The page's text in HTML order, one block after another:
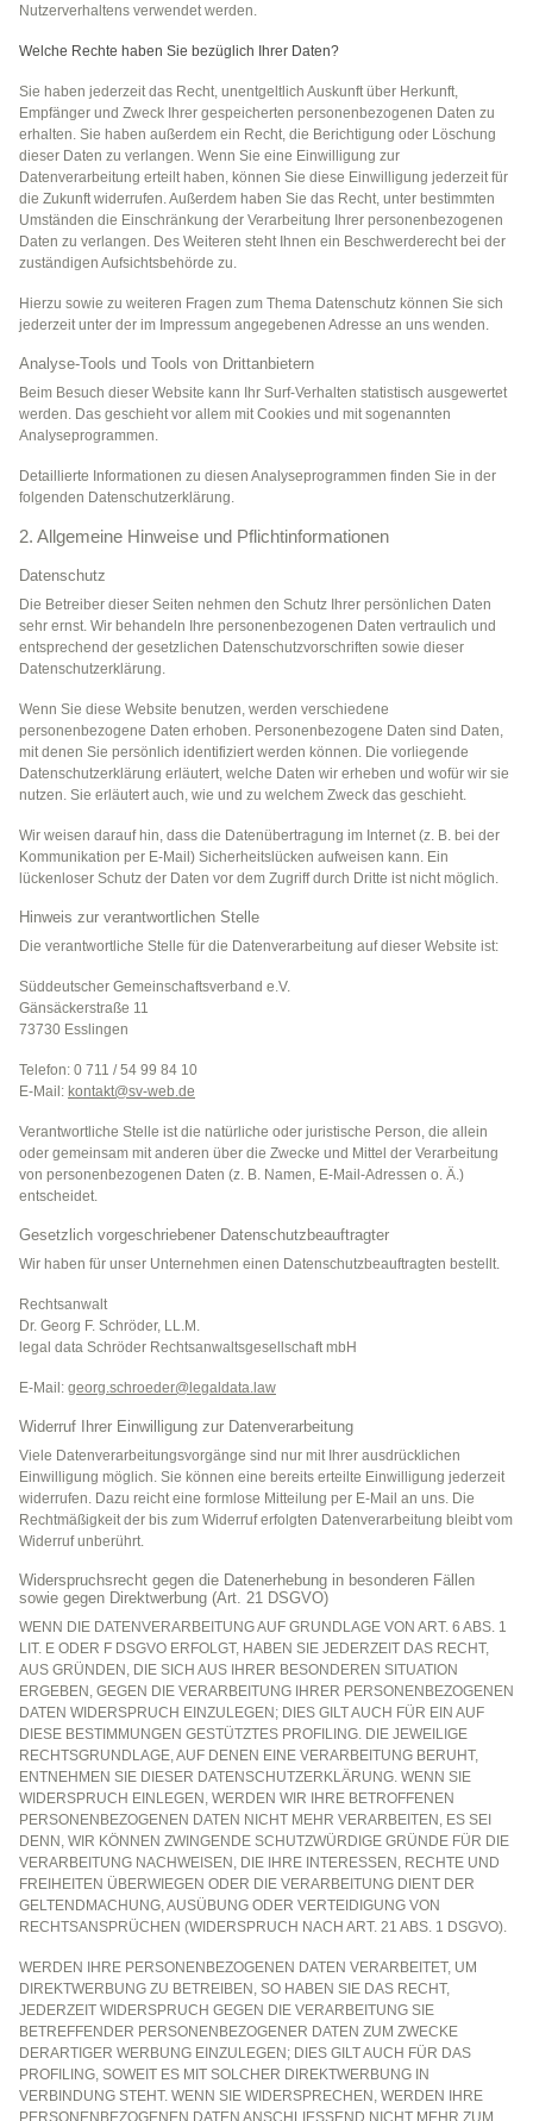
Nutzerverhaltens verwendet werden.
Welche Rechte haben Sie bezüglich Ihrer Daten?
Sie haben jederzeit das Recht, unentgeltlich Auskunft über Herkunft,
Empfänger und Zweck Ihrer gespeicherten personenbezogenen Daten zu
erhalten. Sie haben außerdem ein Recht, die Berichtigung oder Löschung
dieser Daten zu verlangen. Wenn Sie eine Einwilligung zur
Datenverarbeitung erteilt haben, können Sie diese Einwilligung jederzeit für
die Zukunft widerrufen. Außerdem haben Sie das Recht, unter bestimmten
Umständen die Einschränkung der Verarbeitung Ihrer personenbezogenen
Daten zu verlangen. Des Weiteren steht Ihnen ein Beschwerderecht bei der
zuständigen Aufsichtsbehörde zu.
Hierzu sowie zu weiteren Fragen zum Thema Datenschutz können Sie sich
jederzeit unter der im Impressum angegebenen Adresse an uns wenden.
Analyse-Tools und Tools von Drittanbietern
Beim Besuch dieser Website kann Ihr Surf-Verhalten statistisch ausgewertet
werden. Das geschieht vor allem mit Cookies und mit sogenannten
Analyseprogrammen.
Detaillierte Informationen zu diesen Analyseprogrammen finden Sie in der
folgenden Datenschutzerklärung.
2. Allgemeine Hinweise und Pflichtinformationen
Datenschutz
Die Betreiber dieser Seiten nehmen den Schutz Ihrer persönlichen Daten
sehr ernst. Wir behandeln Ihre personenbezogenen Daten vertraulich und
entsprechend der gesetzlichen Datenschutzvorschriften sowie dieser
Datenschutzerklärung.
Wenn Sie diese Website benutzen, werden verschiedene
personenbezogene Daten erhoben. Personenbezogene Daten sind Daten,
mit denen Sie persönlich identifiziert werden können. Die vorliegende
Datenschutzerklärung erläutert, welche Daten wir erheben und wofür wir sie
nutzen. Sie erläutert auch, wie und zu welchem Zweck das geschieht.
Wir weisen darauf hin, dass die Datenübertragung im Internet (z. B. bei der
Kommunikation per E-Mail) Sicherheitslücken aufweisen kann. Ein
lückenloser Schutz der Daten vor dem Zugriff durch Dritte ist nicht möglich.
Hinweis zur verantwortlichen Stelle
Die verantwortliche Stelle für die Datenverarbeitung auf dieser Website ist:
Süddeutscher Gemeinschaftsverband e.V.
Gänsäckerstraße 11
73730 Esslingen
Telefon: 0 711 / 54 99 84 10
E-Mail: kontakt@sv-web.de
Verantwortliche Stelle ist die natürliche oder juristische Person, die allein
oder gemeinsam mit anderen über die Zwecke und Mittel der Verarbeitung
von personenbezogenen Daten (z. B. Namen, E-Mail-Adressen o. Ä.)
entscheidet.
Gesetzlich vorgeschriebener Datenschutzbeauftragter
Wir haben für unser Unternehmen einen Datenschutzbeauftragten bestellt.
Rechtsanwalt
Dr. Georg F. Schröder, LL.M.
legal data Schröder Rechtsanwaltsgesellschaft mbH
E-Mail: georg.schroeder@ legaldata.law
Widerruf Ihrer Einwilligung zur Datenverarbeitung
Viele Datenverarbeitungsvorgänge sind nur mit Ihrer ausdrücklichen
Einwilligung möglich. Sie können eine bereits erteilte Einwilligung jederzeit
widerrufen. Dazu reicht eine formlose Mitteilung per E-Mail an uns. Die
Rechtmäßigkeit der bis zum Widerruf erfolgten Datenverarbeitung bleibt vom
Widerruf unberührt.
Widerspruchsrecht gegen die Datenerhebung in besonderen Fällen
sowie gegen Direktwerbung (Art. 21 DSGVO)
WENN DIE DATENVERARBEITUNG AUF GRUNDLAGE VON ART. 6 ABS. 1
LIT. E ODER F DSGVO ERFOLGT, HABEN SIE JEDERZEIT DAS RECHT,
AUS GRÜNDEN, DIE SICH AUS IHRER BESONDEREN SITUATION
ERGEBEN, GEGEN DIE VERARBEITUNG IHRER PERSONENBEZOGENEN
DATEN WIDERSPRUCH EINZULEGEN; DIES GILT AUCH FÜR EIN AUF
DIESE BESTIMMUNGEN GESTÜTZTES PROFILING. DIE JEWEILIGE
RECHTSGRUNDLAGE, AUF DENEN EINE VERARBEITUNG BERUHT,
ENTNEHMEN SIE DIESER DATENSCHUTZERKLÄRUNG. WENN SIE
WIDERSPRUCH EINLEGEN, WERDEN WIR IHRE BETROFFENEN
PERSONENBEZOGENEN DATEN NICHT MEHR VERARBEITEN, ES SEI
DENN, WIR KÖNNEN ZWINGENDE SCHUTZWÜRDIGE GRÜNDE FÜR DIE
VERARBEITUNG NACHWEISEN, DIE IHRE INTERESSEN, RECHTE UND
FREIHEITEN ÜBERWIEGEN ODER DIE VERARBEITUNG DIENT DER
GELTENDMACHUNG, AUSÜBUNG ODER VERTEIDIGUNG VON
RECHTSANSPRÜCHEN (WIDERSPRUCH NACH ART. 21 ABS. 1 DSGVO).
WERDEN IHRE PERSONENBEZOGENEN DATEN VERARBEITET, UM
DIREKTWERBUNG ZU BETREIBEN, SO HABEN SIE DAS RECHT,
JEDERZEIT WIDERSPRUCH GEGEN DIE VERARBEITUNG SIE
BETREFFENDER PERSONENBEZOGENER DATEN ZUM ZWECKE
DERARTIGER WERBUNG EINZULEGEN; DIES GILT AUCH FÜR DAS
PROFILING, SOWEIT ES MIT SOLCHER DIREKTWERBUNG IN
VERBINDUNG STEHT. WENN SIE WIDERSPRECHEN, WERDEN IHRE